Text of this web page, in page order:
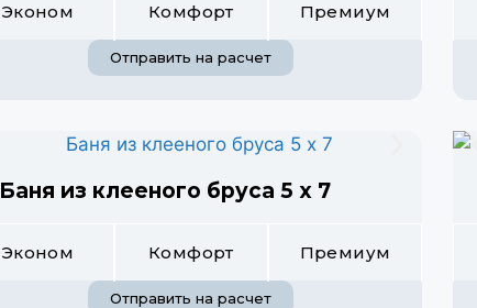
Эконом Комфорт Премиум
Отправить на расчет
Баня из клееного бруса 5 х 7
Эконом Комфорт Премиум
Отправить на расчет